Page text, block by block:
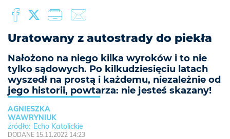
Uratowany z autostrady do piekła
Nałożono na niego kilka wyroków i to nie
tylko sądowych. Po kilkudziesięciu latach
wyszedł na prostą i każdemu, niezależnie od
jego historii, powtarza: nie jesteś skazany!
AGNIESZKA
WAWRYNIUK
Echo Katolickie
DODANE 15.11.2022 14:23